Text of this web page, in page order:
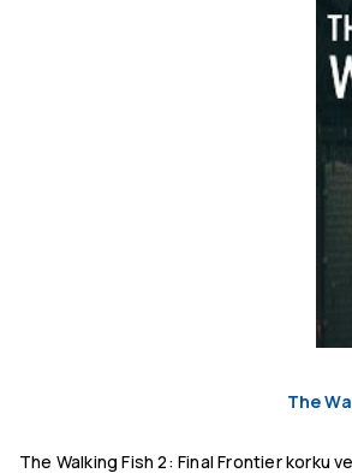
The
The Walking Fish 2: Final Frontier korku